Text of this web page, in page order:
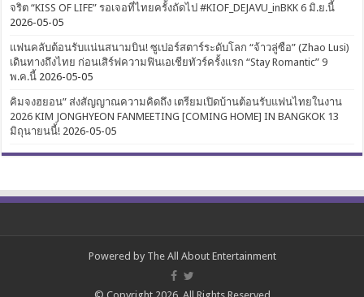
จริต “KISS OF LIFE” รอเจอที่ไทยครั้งถัดไป #KIOF_DEJAVU_inBKK 6 มิ.ย.นี้
2026-05-05
แฟนคลับต้อนรับแน่นสนามบิน! ซูเปอร์สตาร์ระดับโลก “จ้าวลู่ซือ” (Zhao Lusi)
เดินทางถึงไทย ก่อนเสิร์ฟความฟินเอเชียทัวร์ครั้งแรก “Stay Romantic” 9
พ.ค.นี้ 2026-05-05
คิมจงฮยอน” ส่งสัญญาณความคิดถึง เตรียมเปิดบ้านต้อนรับแฟนไทยในงาน
2026 KIM JONGHYEON FANMEETING [COMING HOME] IN BANGKOK 13
มิถุนายนนี้! 2026-05-05
Powered by The All About Entertainment